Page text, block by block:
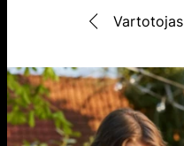
Vartotojas